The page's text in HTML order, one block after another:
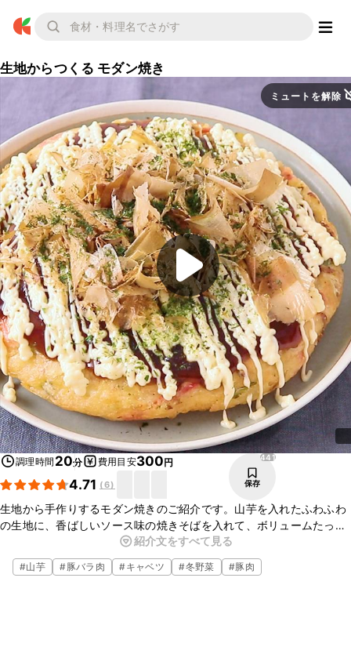
生地からつくる モダン焼き
ミュートを解除
調理時間 20分 費用目安300円
4.71 (6)
441
保存
生地から手作りするモダン焼きのご紹介です。山芋を入れたふわふわ
の生地に、香ばしいソース味の焼きそばを入れて、ボリュームたっぷ
り食べごたえのある一品です。生地、焼きそば、豚バラ肉の3層が一
体となって、たまらない美味しさですよ。
紹介文をすべて見る
#山芋 #豚バラ肉 #キャベツ #冬野菜 #豚肉